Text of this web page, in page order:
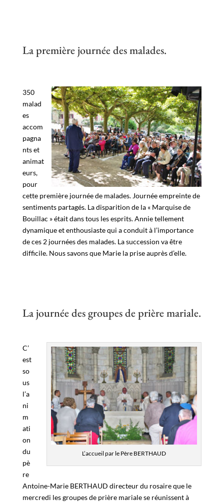
La première journée des malades.
350
malad
es
accom
pagna
nts et
animat
eurs,
pour
cette première journée de malades. Journée empreinte de
sentiments partagés. La disparition de la « Marquise de
Bouillac » était dans tous les esprits. Annie tellement
dynamique et enthousiaste qui a conduit à l’importance
de ces 2 journées des malades. La succession va être
difficile. Nous savons que Marie la prise auprès d’elle.
La journée des groupes de prière mariale.
L’accueil par le Père BERTHAUD
C’
est
so
us
l’a
ni
m
ati
on
du
pè
re
Antoine-Marie BERTHAUD directeur du rosaire que le
mercredi les groupes de prière mariale se réunissent à